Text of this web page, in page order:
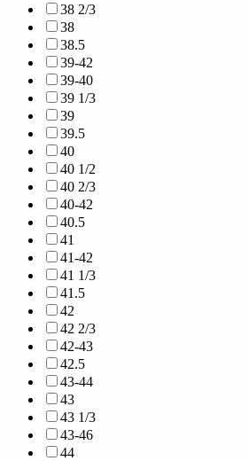
38 2/3
38
38.5
39-42
39-40
39 1/3
39
39.5
40
40 1/2
40 2/3
40-42
40.5
41
41-42
41 1/3
41.5
42
42 2/3
42-43
42.5
43-44
43
43 1/3
43-46
44